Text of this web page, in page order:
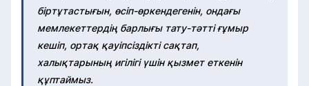
біртұтастығын, өсіп-өркендегенін, ондағы
мемлекеттердің барлығы тату-тәтті ғұмыр
кешіп, ортақ қауіпсіздікті сақтап,
халықтарының игілігі үшін қызмет еткенін
құптаймыз.